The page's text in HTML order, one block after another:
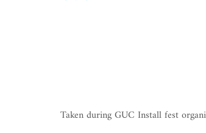
Taken during GUC Install fest